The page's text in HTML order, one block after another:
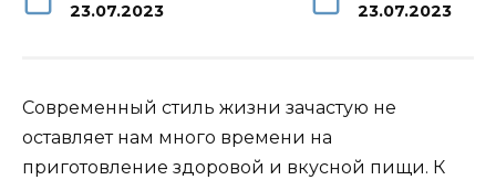
23.07.2023 23.07.2023
Современный стиль жизни зачастую не
оставляет нам много времени на
приготовление здоровой и вкусной пищи. К